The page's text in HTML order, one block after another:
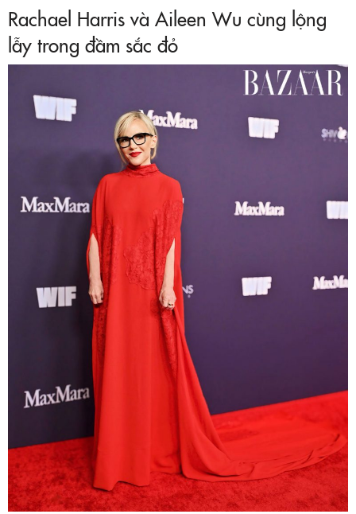
Rachael Harris và Aileen Wu cùng lộng
lẫy trong đầm sắc đỏ